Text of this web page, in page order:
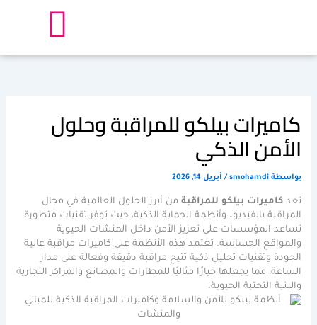
كاميرات بيلكو للمراقبة وحلول
الأمن الذكي
بواسطة smohamdi
/ أبريل 14, 2026
تعدكاميرات بيلكو للمراقبة من أبرز الحلول العالمية في مجال
المراقبة بالفيديو. وأنظمة الحماية الذكية، حيث توفر تقنيات متطورة
تساعد المؤسسات على تعزيز الأمن داخل المنشآت الحيوية
والمواقع الحساسة. تعتمد هذه الأنظمة على كاميرات مراقبة عالية
الجودة وتقنيات تحليل ذكية تتيح مراقبة دقيقة وفعالة على مدار
الساعة، مما يجعلها خيارًا مثاليًا للمطارات والمصانع والمراكز التجارية
والبنية التحتية الحيوية.